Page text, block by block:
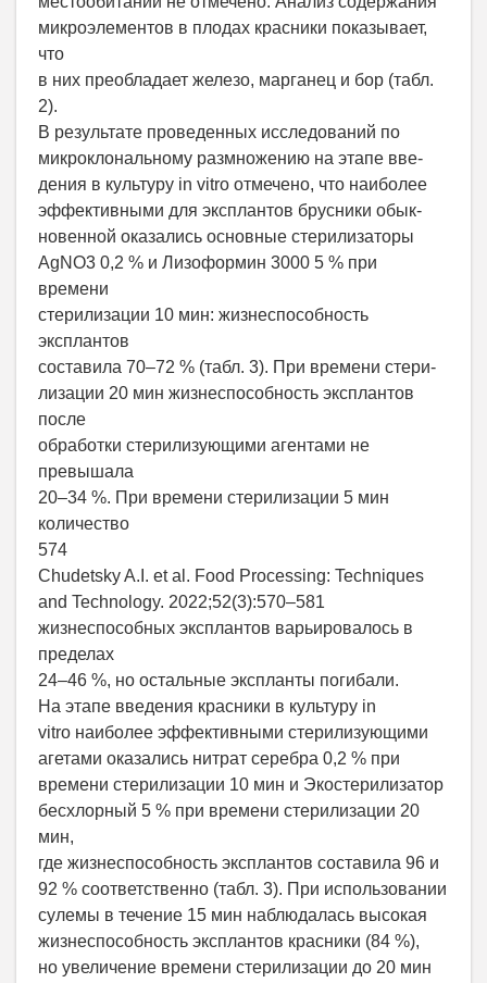
микроэлементов в плодах красники показывает,
что
в них преобладает железо, марганец и бор (табл.
2).
В результате проведенных исследований по
микроклональному размножению на этапе вве-
дения в культуру in vitro отмечено, что наиболее
эффективными для эксплантов брусники обык-
новенной оказались основные стерилизаторы
AgNO3 0,2 % и Лизоформин 3000 5 % при
времени
стерилизации 10 мин: жизнеспособность
эксплантов
составила 70–72 % (табл. 3). При времени стери-
лизации 20 мин жизнеспособность эксплантов
после
обработки стерилизующими агентами не
превышала
20–34 %. При времени стерилизации 5 мин
количество
574
Chudetsky A.I. et al. Food Processing: Techniques
and Technology. 2022;52(3):570–581
жизнеспособных эксплантов варьировалось в
пределах
24–46 %, но остальные экспланты погибали.
На этапе введения красники в культуру in
vitro наиболее эффективными стерилизующими
агетами оказались нитрат серебра 0,2 % при
времени стерилизации 10 мин и Экостерилизатор
бесхлорный 5 % при времени стерилизации 20
мин,
где жизнеспособность эксплантов составила 96 и
92 % соответственно (табл. 3). При использовании
сулемы в течение 15 мин наблюдалась высокая
жизнеспособность эксплантов красники (84 %),
но увеличение времени стерилизации до 20 мин